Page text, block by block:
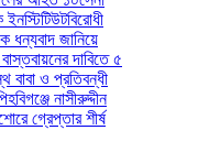
বিরোধী
জানিয়ে
দাবিতে ৫
প্রতিবন্ধী
নাসীরুদ্দীন
শীর্ষ